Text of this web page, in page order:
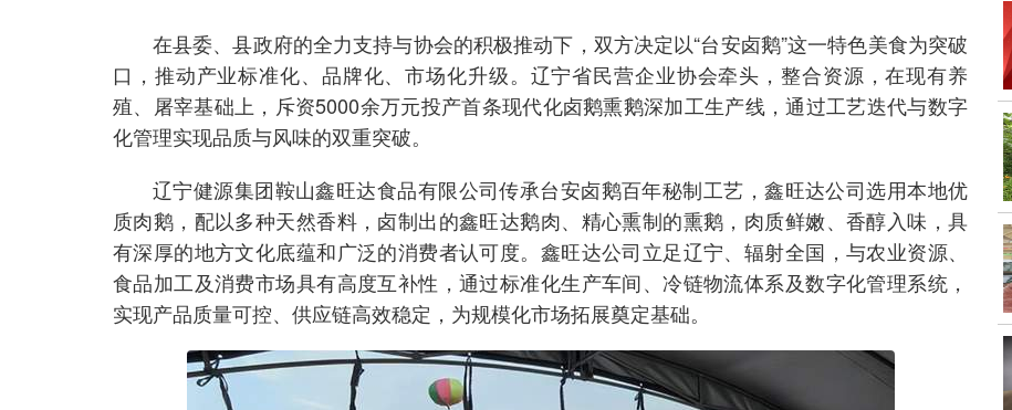
在县委、县政府的全力支持与协会的积极推动下，双方决定以“台安卤鹅”这一特色美食为突破
口，推动产业标准化、品牌化、市场化升级。辽宁省民营企业协会牵头，整合资源，在现有养
殖、屠宰基础上，斥资5000余万元投产首条现代化卤鹅熏鹅深加工生产线，通过工艺迭代与数字
化管理实现品质与风味的双重突破。
辽宁健源集团鞍山鑫旺达食品有限公司传承台安卤鹅百年秘制工艺，鑫旺达公司选用本地优
质肉鹅，配以多种天然香料，卤制出的鑫旺达鹅肉、精心熏制的熏鹅，肉质鲜嫩、香醇入味，具
有深厚的地方文化底蕴和广泛的消费者认可度。鑫旺达公司立足辽宁、辐射全国，与农业资源、
食品加工及消费市场具有高度互补性，通过标准化生产车间、冷链物流体系及数字化管理系统，
实现产品质量可控、供应链高效稳定，为规模化市场拓展奠定基础。